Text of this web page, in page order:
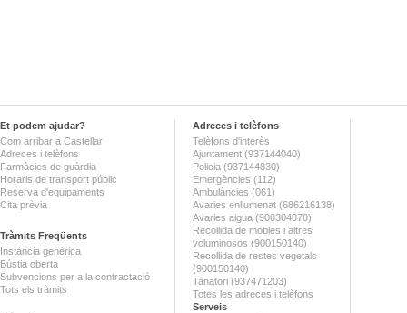
Et podem ajudar?
Com arribar a Castellar
Adreces i telèfons
Farmàcies de guàrdia
Horaris de transport públic
Reserva d'equipaments
Cita prèvia
Tràmits Freqüents
Instància genèrica
Bústia oberta
Subvencions per a la contractació
Tots els tràmits
Adreces i telèfons
Telèfons d'interès
Ajuntament (937144040)
Policia (937144830)
Emergències (112)
Ambulàncies (061)
Avaries enllumenat (686216138)
Avaries aigua (900304070)
Recollida de mobles i altres
voluminosos (900150140)
Recollida de restes vegetals
(900150140)
Tanatori (937471203)
Totes les adreces i telèfons
Serveis